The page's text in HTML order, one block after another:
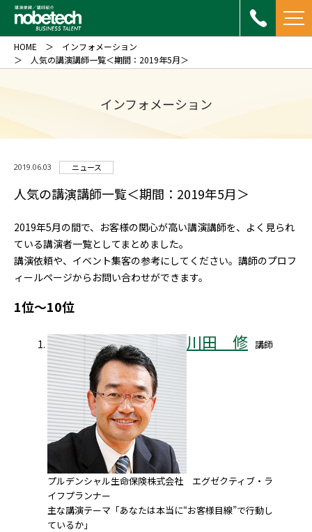
インフォメーション
HOME
インフォメーション
人気の講演講師一覧＜期間：2019年5月＞
2019.06.03 ニュース
人気の講演講師一覧＜期間：2019年5月＞
2019年5月の間で、お客様の関心が高い講演講師を、よく見られ
ている講演者一覧としてまとめました。
講演依頼や、イベント集客の参考にしてください。講師のプロフ
ィールページからお問い合わせができます。
1位～10位
川田 修 講師
プルデンシャル生命保険株式会社 エグゼクティブ・ラ
イフプランナー
主な講演テーマ「あなたは本当に“お客様目線”で行動し
ているか」